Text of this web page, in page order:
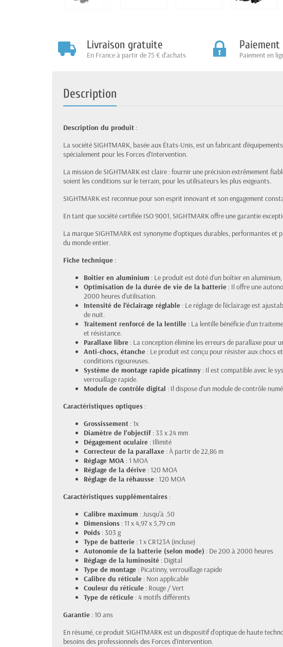
Livraison gratuite
En France à partir de 75 € d'achats
Paiement
Paiement en
Description
Description du produit :
La société SIGHTMARK, basée aux États-Unis, est un fabricant
spécialement pour les Forces d'Intervention.
La mission de SIGHTMARK est claire : fournir une précision extrêmement
soient les conditions sur le terrain, pour les utilisateurs les plus exigeants.
SIGHTMARK est reconnue pour son esprit innovant et son engagement
En tant que société certifiée ISO 9001, SIGHTMARK offre une garantie
La marque SIGHTMARK est synonyme d'optiques durables, performantes et
du monde entier.
Fiche technique :
Boîtier en aluminium : Le produit est doté d'un boîtier en
Optimisation de la durée de vie de la batterie : Il offre une
2000 heures d'utilisation.
Intensité de l'éclairage réglable : Le réglage de l'éclairage est
de nuit.
Traitement renforcé de la lentille : La lentille bénéficie d'un
et résistance.
Parallaxe libre : La conception élimine les erreurs de parallaxe pour
Anti-chocs, étanche : Le produit est conçu pour résister aux chocs
conditions rigoureuses.
Système de montage rapide picatinny : Il est compatible avec le
verrouillage rapide.
Module de contrôle digital : Il dispose d'un module de contrôle
Caractéristiques optiques :
Grossissement : 1x
Diamètre de l'objectif : 33 x 24 mm
Dégagement oculaire : Illimité
Correcteur de la parallaxe : À partir de 22,86 m
Réglage MOA : 1 MOA
Réglage de la dérive : 120 MOA
Réglage de la réhausse : 120 MOA
Caractéristiques supplémentaires :
Calibre maximum : Jusqu'à .50
Dimensions : 11 x 4,97 x 5,79 cm
Poids : 303 g
Type de batterie : 1 x CR123A (incluse)
Autonomie de la batterie (selon mode) : De 200 à 2000 heures
Réglage de la luminosité : Digital
Type de montage : Picatinny, verrouillage rapide
Calibre du réticule : Non applicable
Couleur du réticule : Rouge / Vert
Type de réticule : 4 motifs différents
Garantie : 10 ans
En résumé, ce produit SIGHTMARK est un dispositif d'optique de haute
besoins des professionnels des Forces d'Intervention.